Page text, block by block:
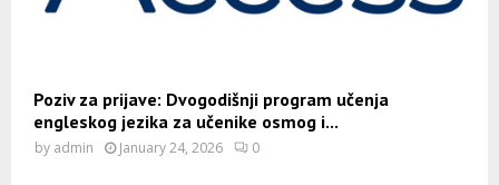
Poziv za prijave: Dvogodišnji program učenja
engleskog jezika za učenike osmog i...
by admin January 24, 2026 0